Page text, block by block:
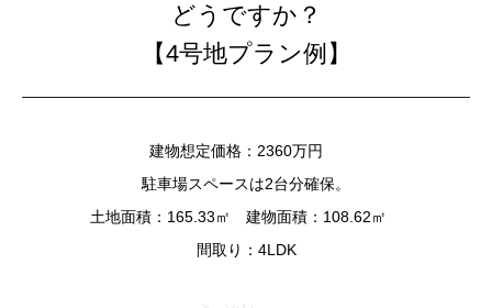
どうですか？
【4号地プラン例】
建物想定価格：2360万円
駐車場スペースは2台分確保。
土地面積：165.33㎡ 建物面積：108.62㎡
間取り：4LDK